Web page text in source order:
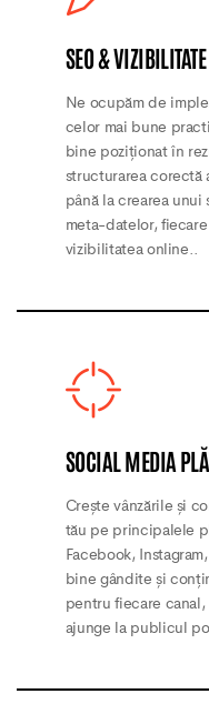
SEO & VIZIBILITATE
Ne ocupăm de
celor mai bune
bine poziționat în
structurarea corectă
până la crearea
meta-datelor,
vizibilitatea online..
SOCIAL MEDIA
Crește vânzările și
tău pe principalele
Facebook,
bine gândite și
pentru fiecare canal,
ajunge la publicul